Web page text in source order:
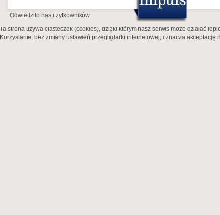
Odwiedziło nas użytkowników
Ta strona używa ciasteczek (cookies), dzięki którym nasz serwis może działać
Korzystanie, bez zmiany ustawień przeglądarki internetowej, oznacza akceptację